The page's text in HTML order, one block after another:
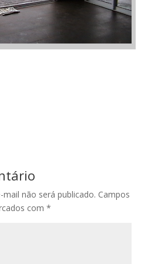
não será publicado. Campos
com *